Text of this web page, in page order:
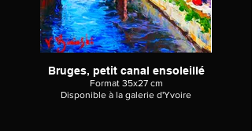
Bruges, petit canal ensoleillé
Format 35x27 cm
Disponible à la galerie d'Yvoire